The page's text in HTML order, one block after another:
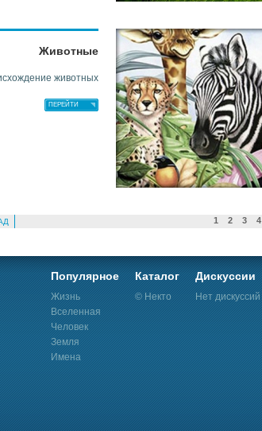
Животные
животных
ПЕРЕЙТИ
1 2 3 4
Популярное
Жизнь
Вселенная
Человек
Земля
Имена
Каталог
© Некто
Дискуссии
Нет дискуссий